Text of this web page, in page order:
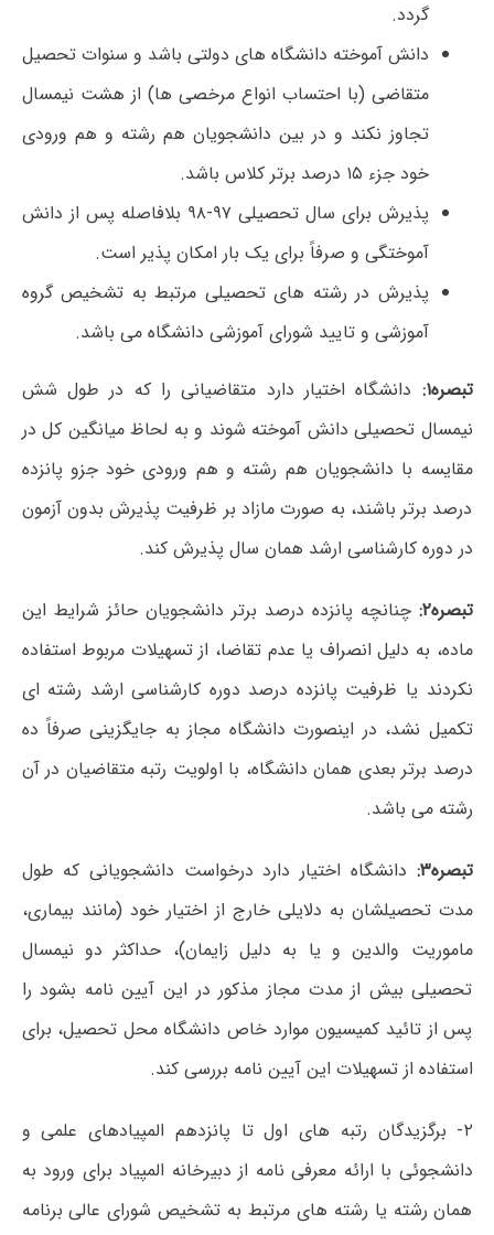
گردد.
دانش آموخته دانشگاه های دولتی باشد و سنوات تحصیل
متقاضی (با احتساب انواع مرخصی ها) از هشت نیمسال
تجاوز نکند و در بین دانشجویان هم رشته و هم ورودی
خود جزء ۱۵ درصد برتر کلاس باشد.
پذیرش برای سال تحصیلی ۹۷-۹۸ بلافاصله پس از دانش
آموختگی و صرفاً برای یک بار امکان پذیر است.
پذیرش در رشته های تحصیلی مرتبط به تشخیص گروه
آموزشی و تایید شورای آموزشی دانشگاه می باشد.
تبصره۱:
دانشگاه اختیار دارد متقاضیانی را که در طول شش
نیمسال تحصیلی دانش آموخته شوند و به لحاظ میانگین کل در
مقایسه با دانشجویان هم رشته و هم ورودی خود جزو پانزده
درصد برتر باشند، به صورت مازاد بر ظرفیت پذیرش بدون آزمون
در دوره کارشناسی ارشد همان سال پذیرش کند.
تبصره۲:
چنانچه پانزده درصد برتر دانشجویان حائز شرایط این
ماده، به دلیل انصراف یا عدم تقاضا، از تسهیلات مربوط استفاده
نکردند یا ظرفیت پانزده درصد دوره کارشناسی ارشد رشته ای
تکمیل نشد، در اینصورت دانشگاه مجاز به جایگزینی صرفاً ده
درصد برتر بعدی همان دانشگاه، با اولویت رتبه متقاضیان در آن
رشته می باشد.
تبصره۳:
دانشگاه اختیار دارد درخواست دانشجویانی که طول
مدت تحصیلشان به دلایلی خارج از اختیار خود (مانند بیماری،
ماموریت والدین و یا به دلیل زایمان)، حداکثر دو نیمسال
تحصیلی بیش از مدت مجاز مذکور در این آیین نامه بشود را
پس از تائید کمیسیون موارد خاص دانشگاه محل تحصیل، برای
استفاده از تسهیلات این آیین نامه بررسی کند.
۲- برگزیدگان رتبه های اول تا پانزدهم المپیادهای علمی و
دانشجوئی با ارائه معرفی نامه از دبیرخانه المپیاد برای ورود به
همان رشته یا رشته های مرتبط به تشخیص شورای عالی برنامه